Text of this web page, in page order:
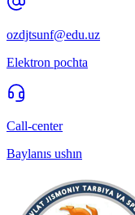
ozdjtsunf@edu.uz
Elektron pochta
Call-center
Baylanıs ushın